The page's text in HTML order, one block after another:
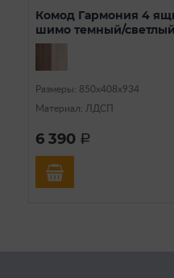
Комод Гармония 4
шимо темный/
Размеры: 850х408х934
Материал: ЛДСП
6 390 a